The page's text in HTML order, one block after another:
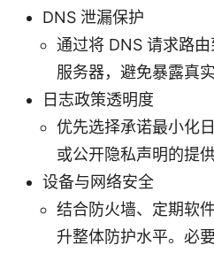
DNS 泄漏保护
通过将 DNS 请求路
服务器，避免暴露真
日志政策透明度
优先选择承诺最小化
或公开隐私声明的提供
设备与网络安全
结合防火墙、定期软
升整体防护水平。必